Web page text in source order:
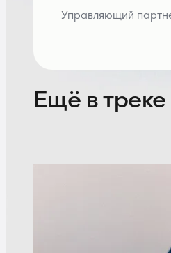
Управляющий
Ещё в